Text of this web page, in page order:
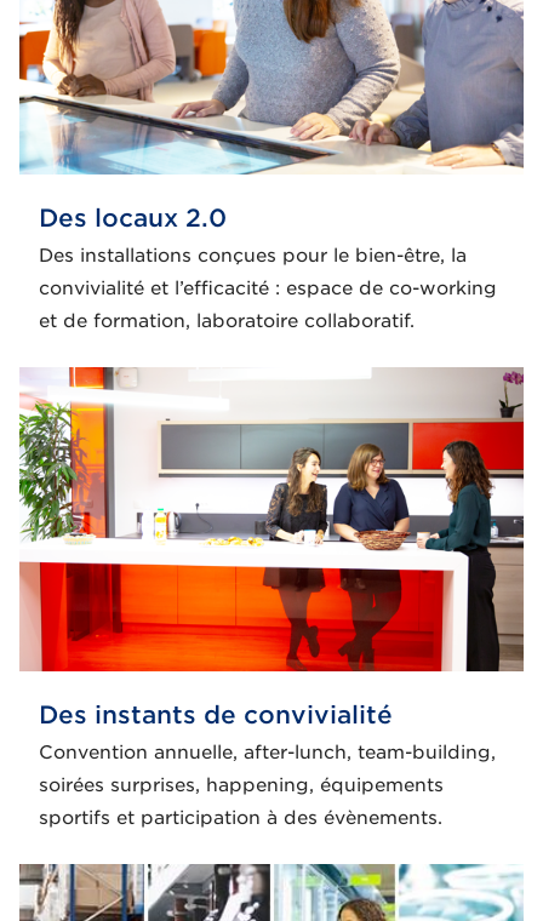
Des locaux 2.0
Des installations conçues pour le bien-être, la
convivialité et l’efficacité : espace de co-working
et de formation, laboratoire collaboratif.
Des instants de convivialité
Convention annuelle, after-lunch, team-building,
soirées surprises, happening, équipements
sportifs et participation à des évènements.